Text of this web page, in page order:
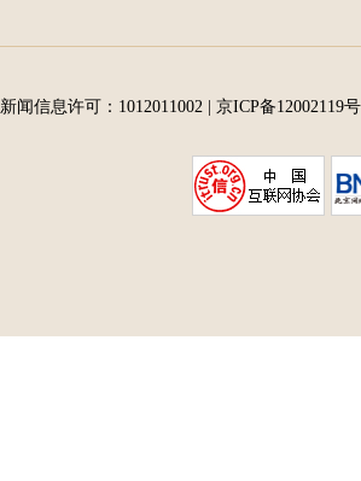
新闻信息许可：1012011002 京ICP备12002119号